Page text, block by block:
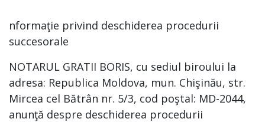
nformaţie privind deschiderea procedurii
succesorale
NOTARUL GRATII BORIS, cu sediul biroului la
adresa: Republica Moldova, mun. Chişinău, str.
Mircea cel Bătrân nr. 5/3, cod poştal: MD-2044,
anunţă despre deschiderea procedurii